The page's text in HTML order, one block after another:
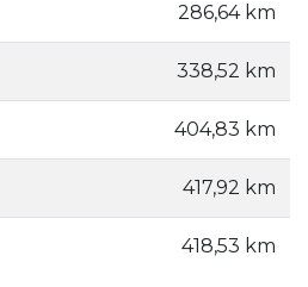
286,64 km
338,52 km
404,83 km
417,92 km
418,53 km